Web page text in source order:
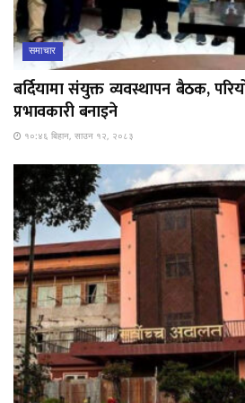
समाचार
बर्दियामा संयुक्त व्यवस्थापन बैठक,
प्रभावकारी बनाइने
१०:४६ बिहान, साउन १२, २०८३